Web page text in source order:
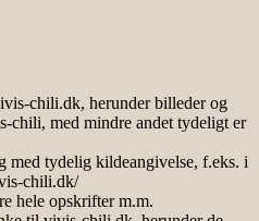
chili.dk, herunder billeder og
chili, med mindre andet tydeligt er
med tydelig kildeangivelse, f.eks. i
chili.dk/
hele opskrifter m.m.